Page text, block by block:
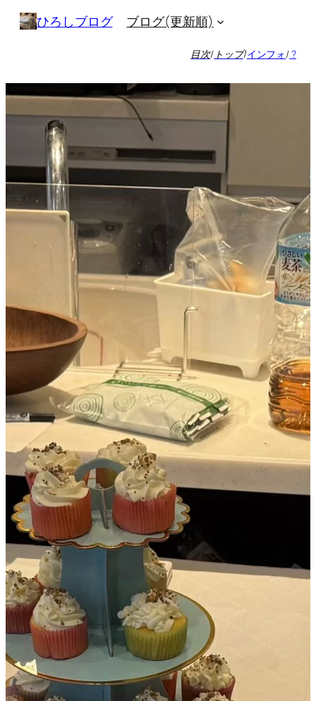
キ
ッ
プ
ひろしブログ ブログ(更新順)
目次/ トップ/インフォ/?